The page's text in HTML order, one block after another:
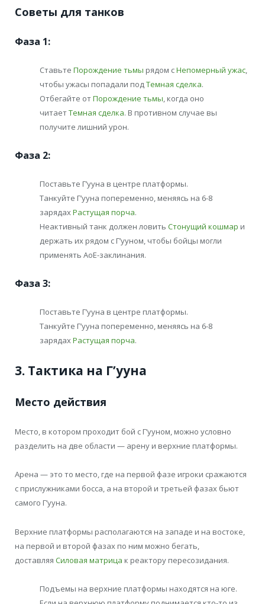
Советы для танков
Фаза 1:
Ставьте Порождение тьмы рядом сНепомерный ужас,
чтобы ужасы попадали подТемная сделка.
Отбегайте отПорождение тьмы, когда оно
читаетТемная сделка. В противном случае вы
получите лишний урон.
Фаза 2:
Поставьте Г’ууна в центре платформы.
Танкуйте Г’ууна попеременно, меняясь на 6-8
зарядахРастущая порча.
Неактивный танк должен ловить Стонущий кошмар и
держать их рядом с Г’ууном, чтобы бойцы могли
применять АоЕ-заклинания.
Фаза 3:
Поставьте Г’ууна в центре платформы.
Танкуйте Г’ууна попеременно, меняясь на 6-8
зарядахРастущая порча.
3. Тактика на Г’ууна
Место действия
Место, в котором проходит бой с Г’ууном, можно условно
разделить на две области — арену и верхние платформы.
Арена — это то место, где на первой фазе игроки сражаются
с прислужниками босса, а на второй и третьей фазах бьют
самого Г’ууна.
Верхние платформы располагаются на западе и на востоке,
на первой и второй фазах по ним можно бегать,
доставляя Силовая матрица к реактору пересозидания.
Подъемы на верхние платформы находятся на юге.